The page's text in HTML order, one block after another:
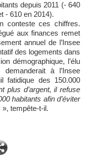
depuis 2011 (- 640
- 610 en 2014).
conteste ces chiffres.
aux finances remet
annuel de l’Insee
des logements dans
démographique, l’élu
à l’Insee
fatidique des 150.000
plus d’argent, il refuse
habitants afin d’éviter
», tempête-t-il.